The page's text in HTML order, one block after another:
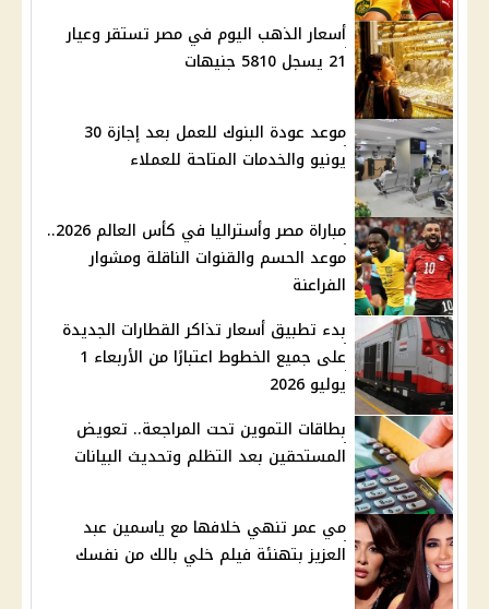
أسعار الذهب اليوم في مصر تستقر وعيار
21 يسجل 5810 جنيهات
موعد عودة البنوك للعمل بعد إجازة 30
يونيو والخدمات المتاحة للعملاء
مباراة مصر وأستراليا في كأس العالم 2026..
موعد الحسم والقنوات الناقلة ومشوار
الفراعنة
بدء تطبيق أسعار تذاكر القطارات الجديدة
على جميع الخطوط اعتبارًا من الأربعاء 1
يوليو 2026
بطاقات التموين تحت المراجعة.. تعويض
المستحقين بعد التظلم وتحديث البيانات
مي عمر تنهي خلافها مع ياسمين عبد
العزيز بتهنئة فيلم خلي بالك من نفسك